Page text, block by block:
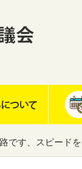
です、スピード